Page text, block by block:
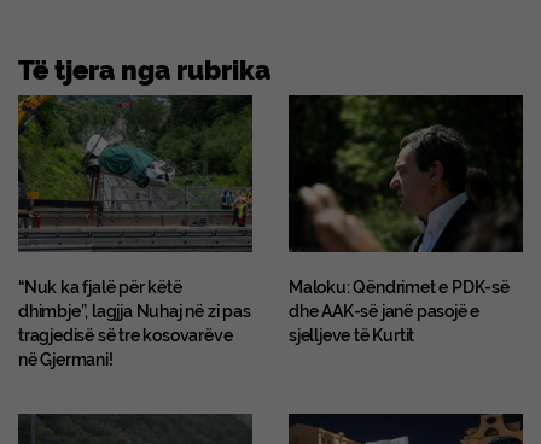
Të tjera nga rubrika
“Nuk ka fjalë për këtë
dhimbje”, lagjja Nuhaj në zi pas
tragjedisë së tre kosovarëve
në Gjermani!
Maloku: Qëndrimet e PDK-së
dhe AAK-së janë pasojë e
sjelljeve të Kurtit